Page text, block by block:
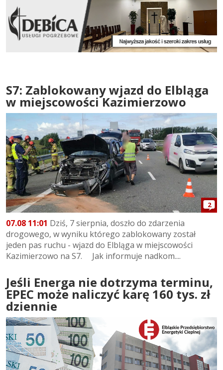
S7: Zablokowany wjazd do Elbląga
w miejscowości Kazimierzowo
2
07.08 11:01 Dziś, 7 sierpnia, doszło do zdarzenia
drogowego, w wyniku którego zablokowany został
jeden pas ruchu - wjazd do Elbląga w miejscowości
Kazimierzowo na S7. Jak informuje nadkom....
Jeśli Energa nie dotrzyma terminu,
EPEC może naliczyć karę 160 tys. zł
dziennie